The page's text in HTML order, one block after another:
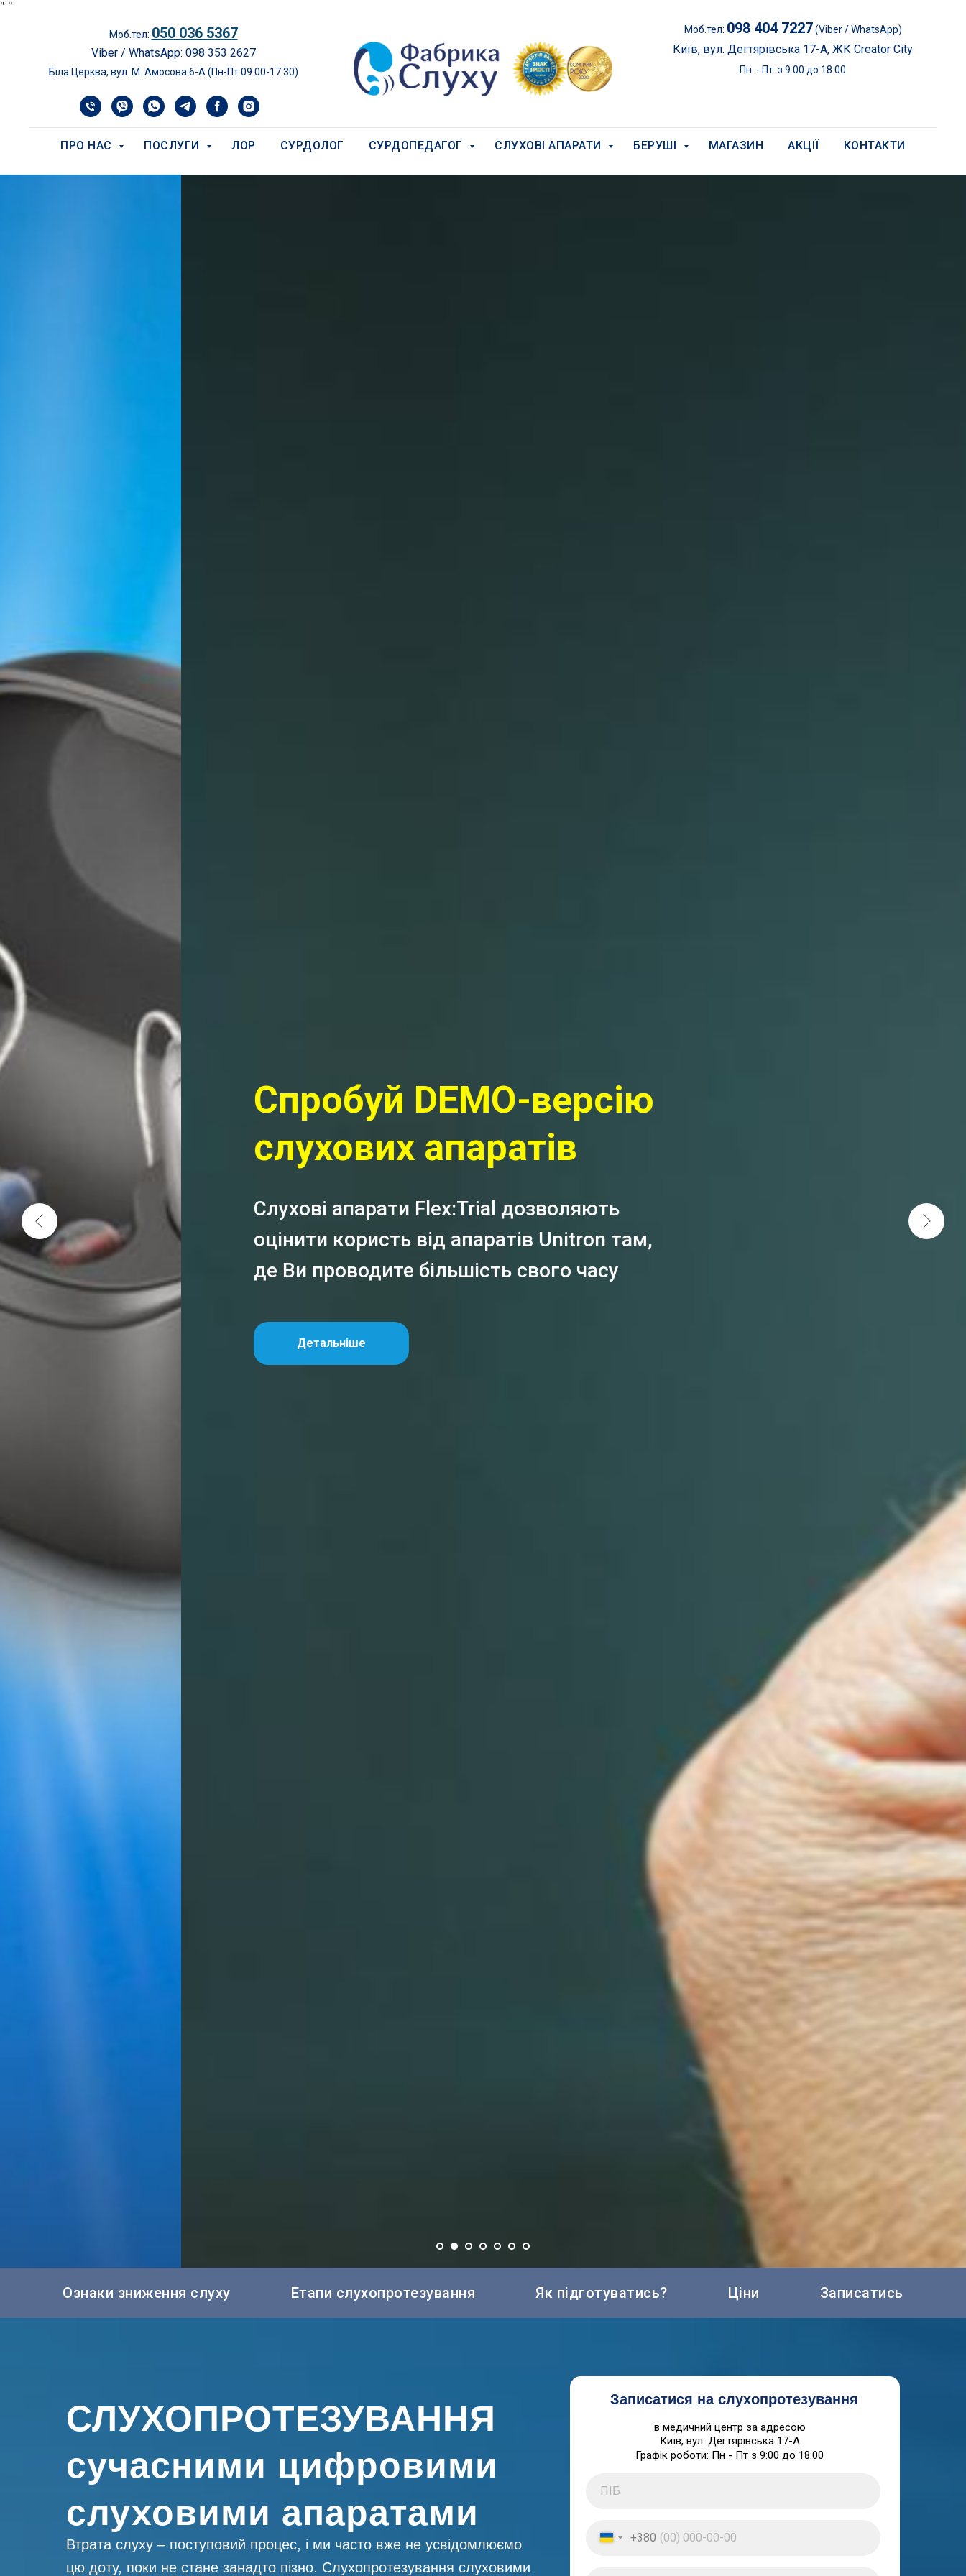
" "
Моб.тел: 050 036 5367
Viber / WhatsApp: 098 353 2627
Біла Церква, вул. М. Амосова 6-А (Пн-Пт 09:00-17:30)
Моб.тел: 098 404 7227 (Viber / WhatsApp)
Київ, вул. Дегтярівська 17-А, ЖК Creator City
Пн. - Пт. з 9:00 до 18:00
ПРО НАС ПОСЛУГИ ЛОР СУРДОЛОГ СУРДОПЕДАГОГ СЛУХОВІ АПАРАТИ БЕРУШІ МАГАЗИН АКЦІЇ КОНТАКТИ
Спробуй DEMO-версію
слухових апаратів
Слухові апарати Flex:Trial дозволяють
оцінити користь від апаратів Unitron там,
де Ви проводите більшість свого часу
Ознаки зниження слуху Етапи слухопротезування Як підготуватись? Ціни Записатись
СЛУХОПРОТЕЗУВАННЯ
сучасними цифровими
слуховими апаратами
Втрата слуху – поступовий процес, і ми часто вже не усвідомлюємо
цю доту, поки не стане занадто пізно. Слухопротезування слуховими
Записатися на слухопротезування
+380
в медичний центр за адресою
Київ, вул. Дегтярівська 17-А
Графік роботи: Пн - Пт з 9:00 до 18:00